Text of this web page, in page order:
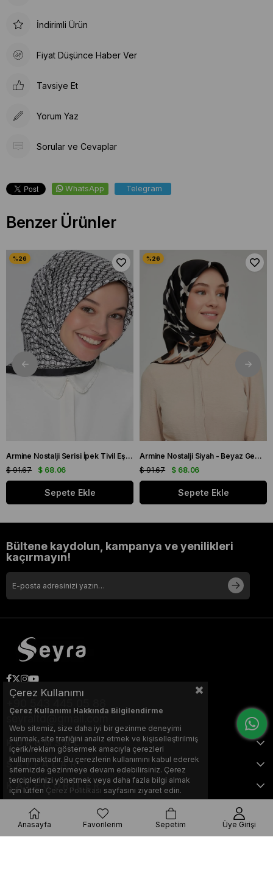
İndirimli Ürün
Fiyat Düşünce Haber Ver
Tavsiye Et
Yorum Yaz
Sorular ve Cevaplar
WhatsApp Telegram
Benzer Ürünler
Armine Nostalji Serisi İpek Tivil Eşarp 8401 - 88
$ 68.06
$ 91.67
Sepete Ekle
Armine Nostalji Siyah - Beyaz Geometrik Desen Tivil İpek Eşarp 8653 - 20
$ 68.06
$ 91.67
Sepete Ekle
Bültene kaydolun, kampanya ve yenilikleri
kaçırmayın!
seyraltd@gmail.com
KURUMSAL
SAYFALAR
KATEGORİLER
Bu web sitesi, Nihat KILIÇARSLAN tarafından tasarlanmış ve optimize
Çerez Kullanımı
Çerez Kullanımı Hakkında Bilgilendirme
Web sitemiz, size daha iyi bir gezinme deneyimi
sunmak, site trafiğini analiz etmek ve kişiselleştirilmiş
içerik/reklam göstermek amacıyla çerezleri
kullanmaktadır. Bu çerezlerin kullanımını kabul ederek
sitemizde gezinmeye devam edebilirsiniz. Çerez
terciplerinizi yönetmek veya daha fazla bilgi almak
için lütfen Çerez Politikası sayfasını ziyaret edin.
Anasayfa Favorilerim Sepetim Üye Girişi